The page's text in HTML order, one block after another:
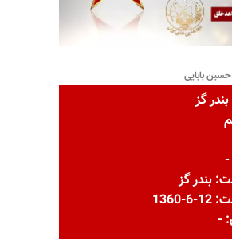
بابایی
گز
بندر گز
-